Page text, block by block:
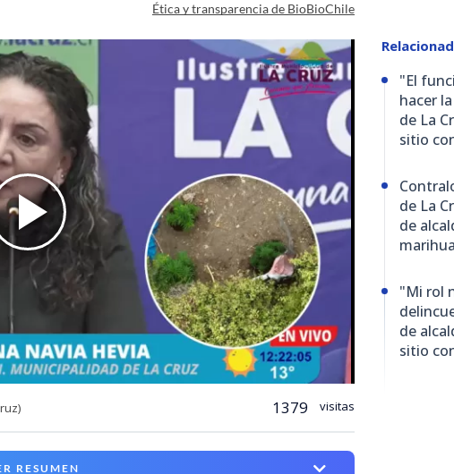
Ética y transparencia de BioBioChile
1379 visitas
RESUMEN
"El
hacer
de La
sitio
de La
de
"Mi rol
de
sitio